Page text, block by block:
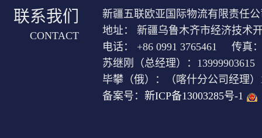
联系我们
CONTACT
新疆五联欧亚国际物流有限责任
地址： 新疆乌鲁木齐市经济技术
电话： +86 0991 3765461 传真：
苏继刚（总经理）：
毕攀（俄）：（喀什分公司经理
备案号： 新ICP备13003285号-1